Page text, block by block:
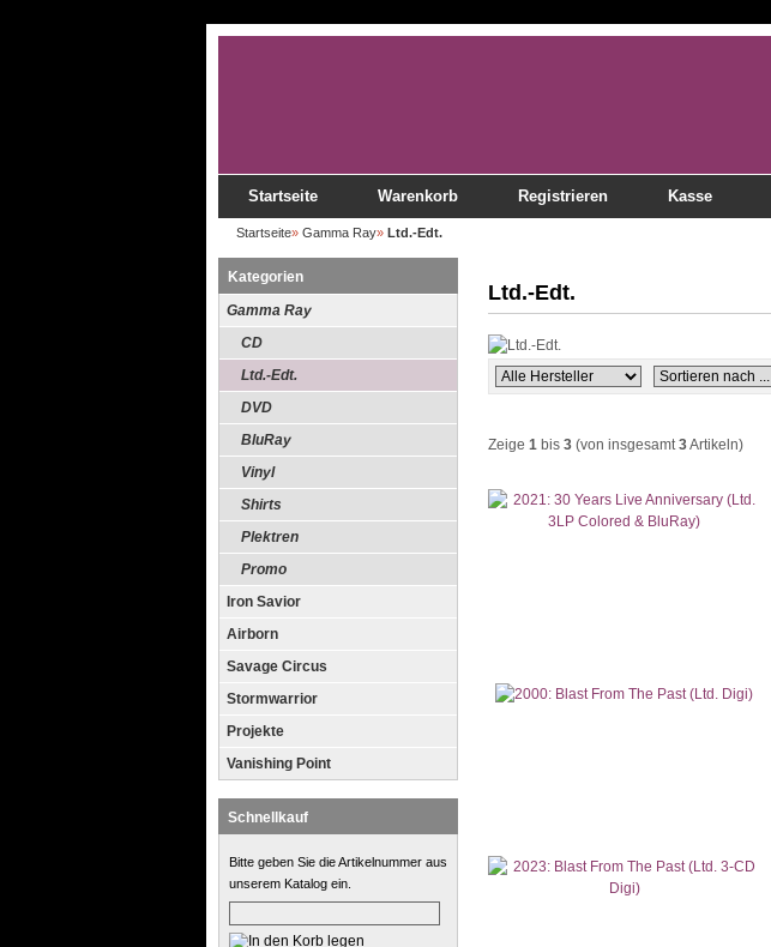
Startseite Warenkorb Registrieren Kasse
Startseite» Gamma Ray» Ltd.-Edt.
Kategorien
Gamma Ray
CD
Ltd.-Edt.
DVD
BluRay
Vinyl
Shirts
Plektren
Promo
Iron Savior
Airborn
Savage Circus
Stormwarrior
Projekte
Vanishing Point
Schnellkauf
Bitte geben Sie die Artikelnummer aus
unserem Katalog ein.
Ltd.-Edt.
Zeige 1 bis 3 (von insgesamt3Artikeln)